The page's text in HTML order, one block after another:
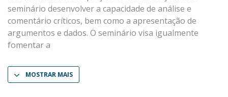
seminário desenvolver a capacidade de análise e
comentário críticos, bem como a apresentação de
argumentos e dados. O seminário visa igualmente
fomentar a
MOSTRAR MAIS